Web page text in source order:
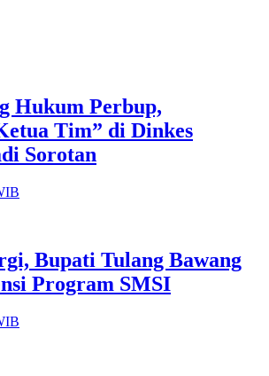
Hukum Perbup,
Tim” di Dinkes
Sorotan
Bupati Tulang Bawang
Program SMSI